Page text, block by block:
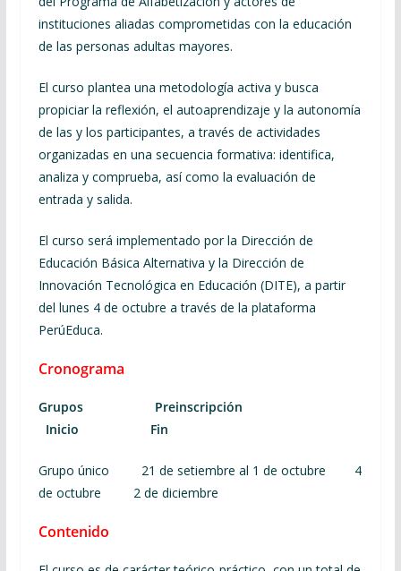
instituciones aliadas comprometidas con la educación
de las personas adultas mayores.
El curso plantea una metodología activa y busca
propiciar la reflexión, el autoaprendizaje y la autonomía
de las y los participantes, a través de actividades
organizadas en una secuencia formativa: identifica,
analiza y comprueba, así como la evaluación de
entrada y salida.
El curso será implementado por la Dirección de
Educación Básica Alternativa y la Dirección de
Innovación Tecnológica en Educación (DITE), a partir
del lunes 4 de octubre a través de la plataforma
PerúEduca.
Cronograma
Grupos Preinscripción
Inicio Fin
Grupo único 21 de setiembre al 1 de octubre 4
de octubre 2 de diciembre
Contenido